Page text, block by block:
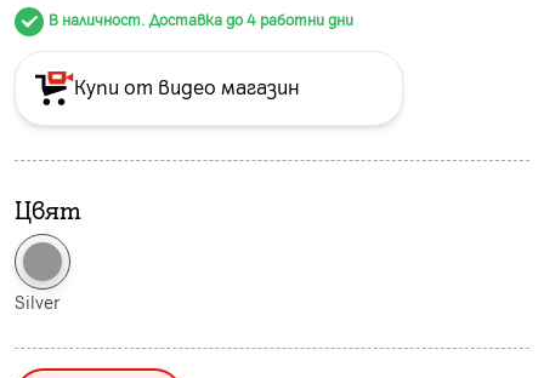
В наличност. Доставка до 4 работни дни
Купи от видео магазин
Цвят
Silver